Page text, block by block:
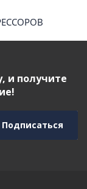
и получите